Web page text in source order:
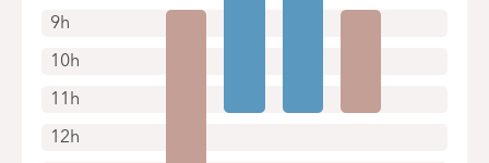
9h
10h
11h
12h